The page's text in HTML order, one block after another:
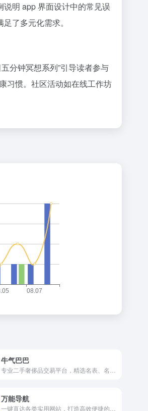
说明 app 界面设计中的常见误
了多元化需求。
分钟冥想系列”引导读者参与
习惯。社区活动如在线工作坊
牛气巴巴
万能导航